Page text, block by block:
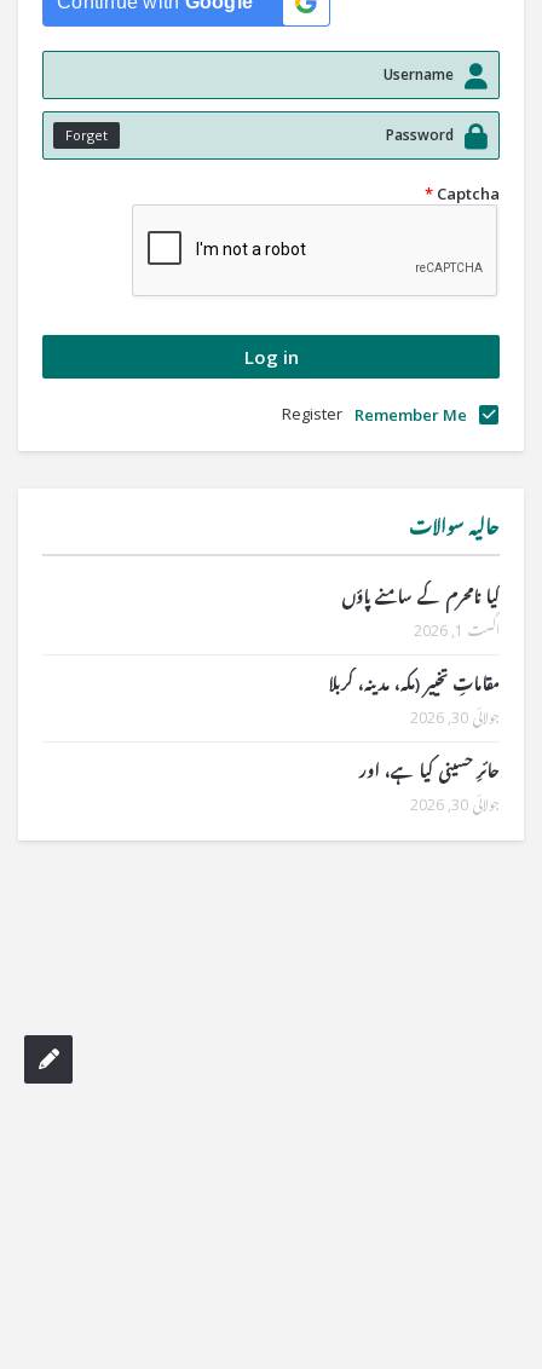
Forget
Captcha
*
Remember Me
Register
حالیہ سوالات
کیا نامحرم کے سامنے پاؤں
اگست 1, 2026
مقاماتِ تخییر (مکہ، مدینہ، کربلا
جولائی 30, 2026
حائرِ حسینی کیا ہے، اور
جولائی 30, 2026